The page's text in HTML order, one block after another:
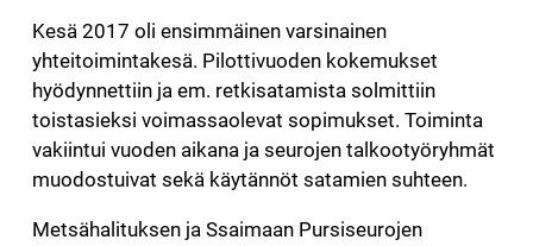
Kesä 2017 oli ensimmäinen varsinainen
yhteitoimintakesä. Pilottivuoden kokemukset
hyödynnettiin ja em. retkisatamista solmittiin
toistasieksi voimassaolevat sopimukset. Toiminta
vakiintui vuoden aikana ja seurojen talkootyöryhmät
muodostuivat sekä käytännöt satamien suhteen.
Metsähalituksen ja Ssaimaan Pursiseurojen